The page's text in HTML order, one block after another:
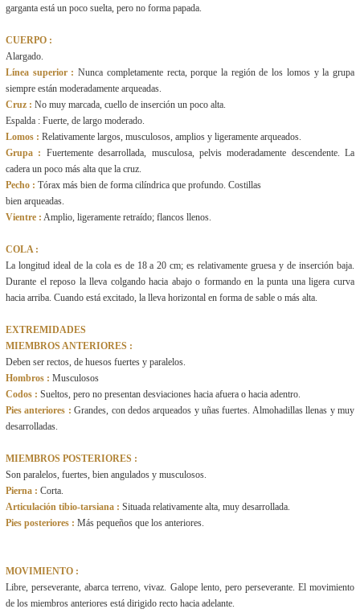
garganta está un poco suelta, pero no forma papada.
CUERPO :
Alargado.
Línea superior : Nunca completamente recta, porque la región de los lomos y la grupa
siempre están moderadamente arqueadas.
Cruz : No muy marcada, cuello de inserción un poco alta.
Espalda : Fuerte, de largo moderado.
Lomos : Relativamente largos, musculosos, amplios y ligeramente arqueados.
Grupa : Fuertemente desarrollada, musculosa, pelvis moderadamente descendente. La
cadera un poco más alta que la cruz.
Pecho : Tórax más bien de forma cilíndrica que profundo. Costillas
bien arqueadas.
Vientre : Amplio, ligeramente retraído; flancos llenos.
COLA :
La longitud ideal de la cola es de 18 a 20 cm; es relativamente gruesa y de inserción baja.
Durante el reposo la lleva colgando hacia abajo o formando en la punta una ligera curva
hacia arriba. Cuando está excitado, la lleva horizontal en forma de sable o más alta.
EXTREMIDADES
MIEMBROS ANTERIORES :
Deben ser rectos, de huesos fuertes y paralelos.
Hombros : Musculosos
Codos : Sueltos, pero no presentan desviaciones hacia afuera o hacia adentro.
Pies anteriores : Grandes, con dedos arqueados y uñas fuertes. Almohadillas llenas y muy
desarrolladas.
MIEMBROS POSTERIORES :
Son paralelos, fuertes, bien angulados y musculosos.
Pierna : Corta.
Articulación tibio-tarsiana : Situada relativamente alta, muy desarrollada.
Pies posteriores : Más pequeños que los anteriores.
MOVIMIENTO :
Libre, perseverante, abarca terreno, vivaz. Galope lento, pero perseverante. El movimiento
de los miembros anteriores está dirigido recto hacia adelante.